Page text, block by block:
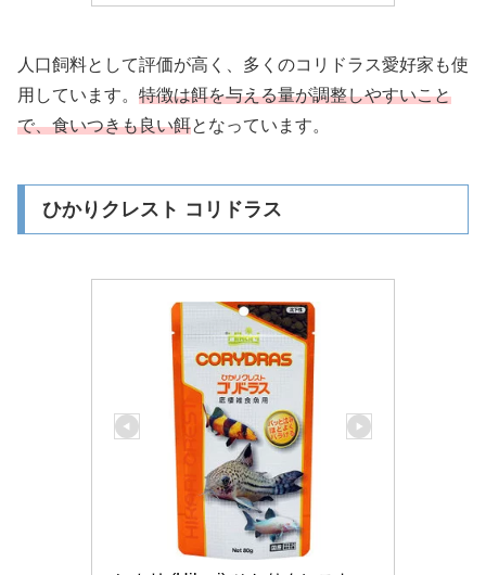
人口飼料として評価が高く、多くのコリドラス愛好家も使
用しています。 特徴は餌を与える量が調整しやすいこと
で、食いつきも良い餌となっています。
ひかりクレスト コリドラス